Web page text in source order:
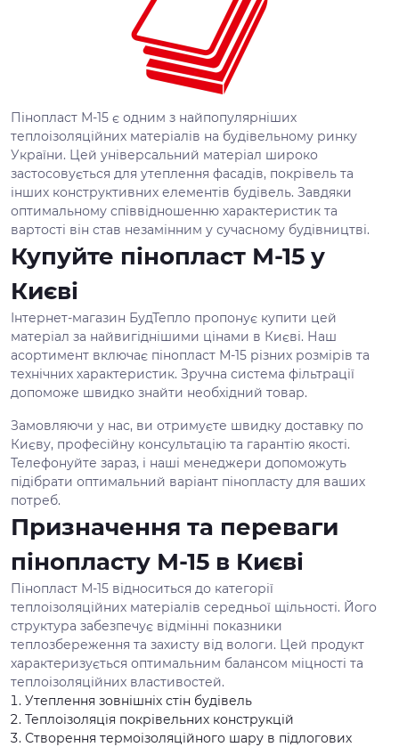
Пінопласт М-15 є одним з найпопулярніших
теплоізоляційних матеріалів на будівельному ринку
України. Цей універсальний матеріал широко
застосовується для утеплення фасадів, покрівель та
інших конструктивних елементів будівель. Завдяки
оптимальному співвідношенню характеристик та
вартості він став незамінним у сучасному будівництві.
Купуйте пінопласт М-15 у
Києві
Інтернет-магазин БудТепло пропонує купити цей
матеріал за найвигіднішими цінами в Києві. Наш
асортимент включає пінопласт М-15 різних розмірів та
технічних характеристик. Зручна система фільтрації
допоможе швидко знайти необхідний товар.
Замовляючи у нас, ви отримуєте швидку доставку по
Києву, професійну консультацію та гарантію якості.
Телефонуйте зараз, і наші менеджери допоможуть
підібрати оптимальний варіант пінопласту для ваших
потреб.
Призначення та переваги
пінопласту М-15 в Києві
Пінопласт М-15 відноситься до категорії
теплоізоляційних матеріалів середньої щільності. Його
структура забезпечує відмінні показники
теплозбереження та захисту від вологи. Цей продукт
характеризується оптимальним балансом міцності та
теплоізоляційних властивостей.
Утеплення зовнішніх стін будівель
Теплоізоляція покрівельних конструкцій
Створення термоізоляційного шару в підлогових